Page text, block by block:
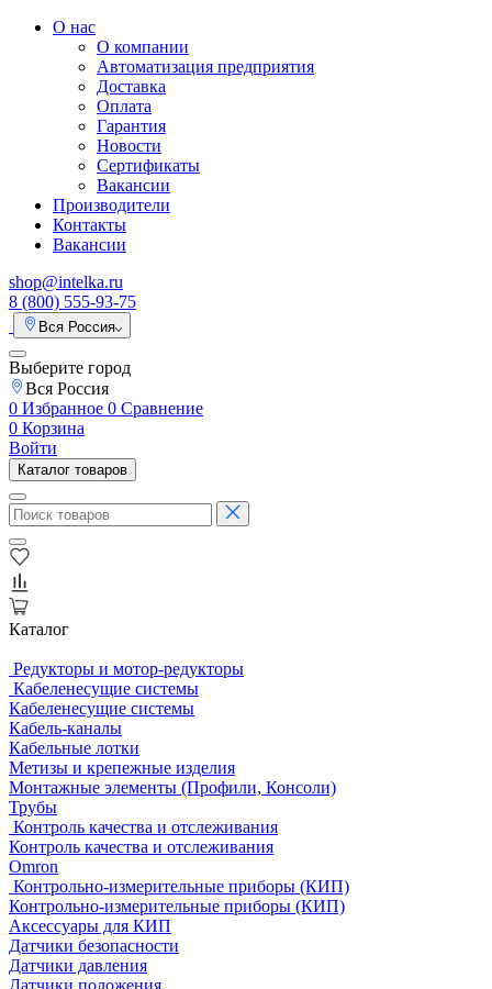
О нас
О компании
Автоматизация предприятия
Доставка
Оплата
Гарантия
Новости
Сертификаты
Вакансии
Производители
Контакты
Вакансии
shop@intelka.ru
8 (800) 555-93-75
Вся Россия
Выберите город
Вся Россия
0 Избранное 0 Сравнение
0 Корзина
Войти
Каталог товаров
Каталог
Редукторы и мотор-редукторы
Кабеленесущие системы
Кабеленесущие системы
Кабель-каналы
Кабельные лотки
Метизы и крепежные изделия
Монтажные элементы (Профили, Консоли)
Трубы
Контроль качества и отслеживания
Контроль качества и отслеживания
Omron
Контрольно-измерительные приборы (КИП)
Контрольно-измерительные приборы (КИП)
Аксессуары для КИП
Датчики безопасности
Датчики давления
Датчики положения